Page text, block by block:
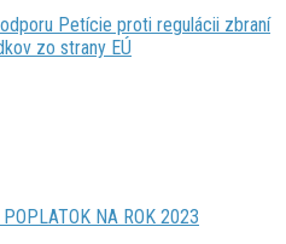
Petície proti regulácii zbraní
zo strany EÚ
NA ROK 2023